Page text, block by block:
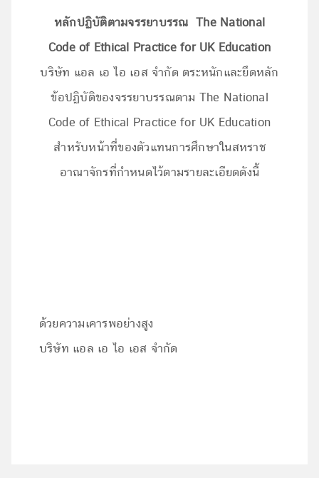
หลักปฏิบัติตามจรรยาบรรณ The National
Code of Ethical Practice for UK Education
บริษัท แอล เอ ไอ เอส จำกัด ตระหนักและยึดหลัก
ข้อปฏิบัติของจรรยาบรรณตาม The National
Code of Ethical Practice for UK Education
สำหรับหน้าที่ของตัวแทนการศึกษาในสหราช
อาณาจักรที่กำหนดไว้ตามรายละเอียดดังนี้
ด้วยความเคารพอย่างสูง
บริษัท แอล เอ ไอ เอส จำกัด